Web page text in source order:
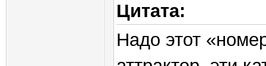
Цитата:
Надо этот